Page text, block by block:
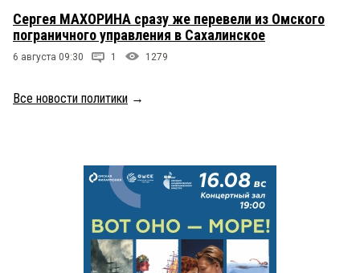
Сергея МАХОРИНА сразу же перевели из Омского
пограничного управления в Сахалинское
6 августа 09:30 1 1279
Все новости политики →